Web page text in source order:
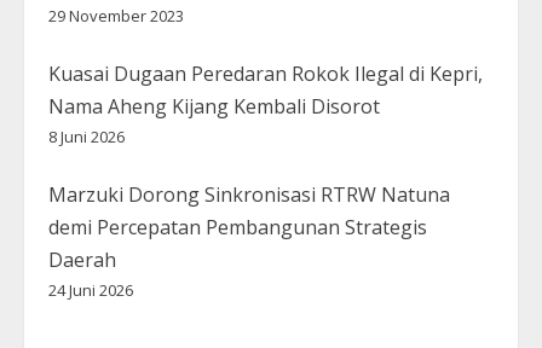
29 November 2023
Kuasai Dugaan Peredaran Rokok Ilegal di Kepri,
Nama Aheng Kijang Kembali Disorot
8 Juni 2026
Marzuki Dorong Sinkronisasi RTRW Natuna
demi Percepatan Pembangunan Strategis
Daerah
24 Juni 2026